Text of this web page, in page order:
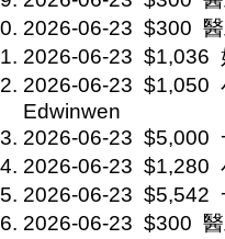
2026-06-23 $300
2026-06-23 $1,036
2026-06-23 $1,050
Edwinwen
2026-06-23 $5,000
2026-06-23 $1,280
2026-06-23 $5,542
2026-06-23 $300